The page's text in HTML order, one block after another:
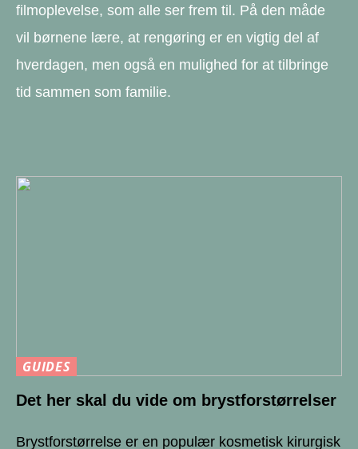
filmoplevelse, som alle ser frem til. På den måde
vil børnene lære, at rengøring er en vigtig del af
hverdagen, men også en mulighed for at tilbringe
tid sammen som familie.
GUIDES
Det her skal du vide om brystforstørrelser
Brystforstørrelse er en populær kosmetisk kirurgisk